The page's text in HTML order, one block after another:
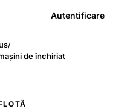
Autentificare
/
de închiriat